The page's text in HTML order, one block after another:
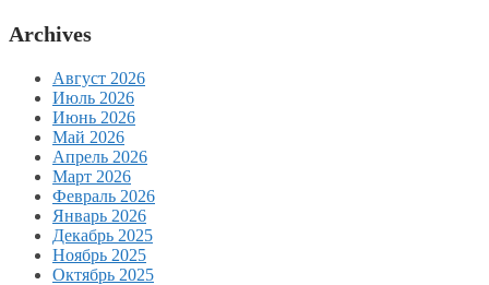
Archives
Август 2026
Июль 2026
Июнь 2026
Май 2026
Апрель 2026
Март 2026
Февраль 2026
Январь 2026
Декабрь 2025
Ноябрь 2025
Октябрь 2025